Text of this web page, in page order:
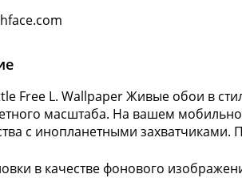
Free L. Wallpaper Живые обои в
масштаба. На вашем
с инопланетными
в качестве фонового